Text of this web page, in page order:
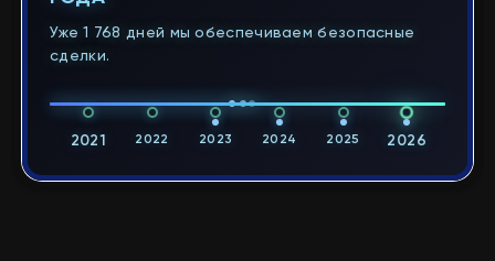
Уже 1 768 дней мы обеспечиваем безопасные
сделки.
2021 2022 2023 2024 2025 2026